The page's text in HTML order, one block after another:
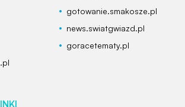
gotowanie.smakosze.pl
news.swiatgwiazd.pl
goracetematy.pl